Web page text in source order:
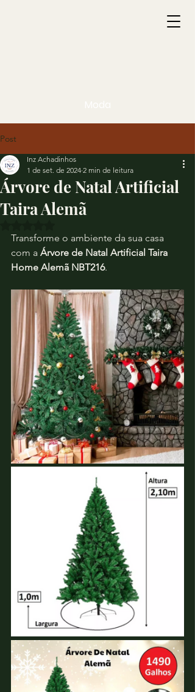
Post
Árvore de Natal Artificial
Taira Alemã
Inz Achadinhos
1 de set. de 2024 2 min de leitura
Transforme o ambiente da sua casa
com a Árvore de Natal Artificial Taira
Home Alemã NBT216.